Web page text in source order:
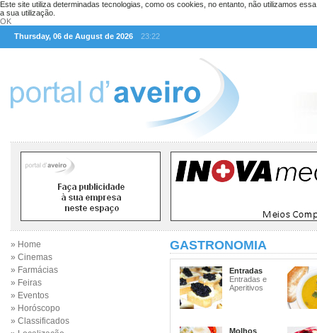
Este site utiliza determinadas tecnologias, como os cookies, no entanto, não utilizamos
a sua utilização.
OK
Thursday, 06 de August de 2026
23:22
» Home
» Cinemas
» Farmácias
» Feiras
» Eventos
» Horóscopo
» Classificados
GASTRONOMIA
Entradas
Entradas e
Aperitivos
Molhos